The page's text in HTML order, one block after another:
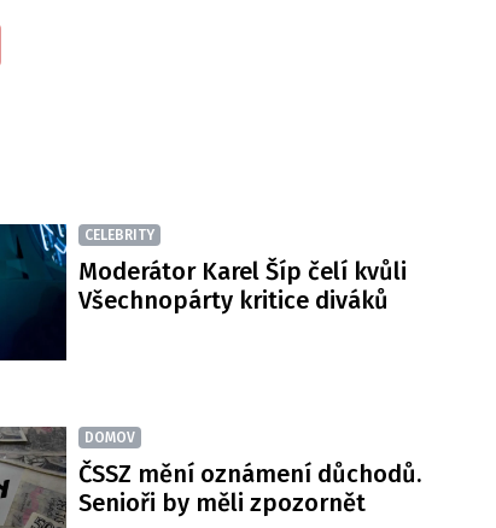
CELEBRITY
Moderátor Karel Šíp čelí kvůli
Všechnopárty kritice diváků
DOMOV
ČSSZ mění oznámení důchodů.
Senioři by měli zpozornět